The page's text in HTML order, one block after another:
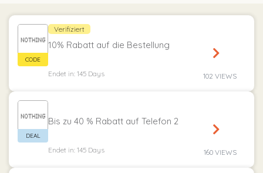
Verifiziert
10% Rabatt auf die Bestellung
Endet in: 145 Days 102 VIEWS
Bis zu 40 % Rabatt auf Telefon 2
Endet in: 145 Days 160 VIEWS